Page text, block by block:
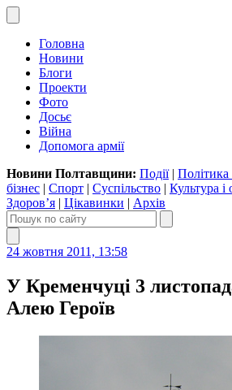
Головна
Новини
Блоги
Проекти
Фото
Досьє
Війна
Допомога армії
Новини Полтавщини: Події| Політика
бізнес | Спорт | Суспільство | Культура і
Здоров’я | Цікавинки | Архів
24 жовтня 2011, 13:58
У Кременчуці 3
Алею Героїв